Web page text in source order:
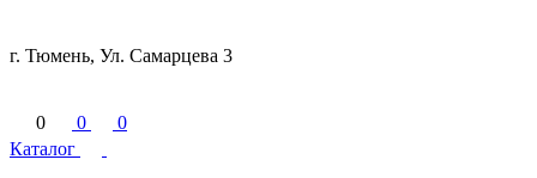
г. Тюмень, Ул. Самарцева 3
0 0
0
Каталог